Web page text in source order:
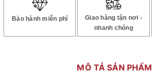
Bảo hành miễn phí
Giao hàng tận nơi -
nhanh chóng
MÔ TẢ SẢN PHẨM